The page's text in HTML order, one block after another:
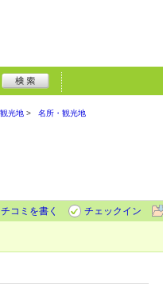
光地 名所・観光地
コミを書く
チェックイン